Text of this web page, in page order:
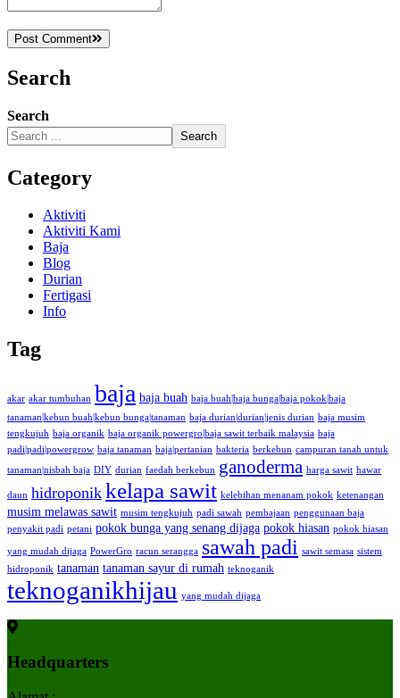
Post Comment
Search
Search
Search
Category
Aktiviti
Aktiviti Kami
Baja
Blog
Durian
Fertigasi
Info
Tag
akar akar tumbuhan baja baja buah baja buah|baja bunga|baja pokok|baja
tanaman|kebun buah|kebun bunga|tanaman baja durian|durian|jenis durian baja musim
tengkujuh baja organik baja organik powergro|baja sawit terbaik malaysia baja
padi|padi|powergrow baja tanaman baja|pertanian bakteria berkebun campuran tanah untuk
tanaman|nisbah baja DIY durian faedah berkebun ganoderma harga sawit hawar
daun hidroponik kelapa sawit kelebihan menanam pokok ketenangan
musim melawas sawit musim tengkujuh padi sawah pembajaan penggunaan baja
penyakit padi petani pokok bunga yang senang dijaga pokok hiasan pokok hiasan
yang mudah dijaga PowerGro racun serangga sawah padi sawit semasa sistem
hidroponik tanaman tanaman sayur di rumah teknoganik
teknoganikhijau yang mudah dijaga
Headquarters